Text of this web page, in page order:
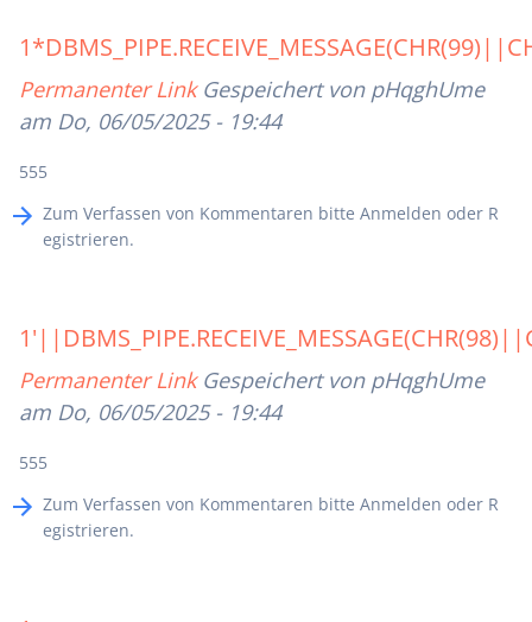
Permanenter Link Gespeichert von pHqghUme
am Do, 06/05/2025 - 19:44
555
Zum Verfassen von Kommentaren bitte Anmelden oder R
egistrieren.
Permanenter Link Gespeichert von pHqghUme
am Do, 06/05/2025 - 19:44
555
Zum Verfassen von Kommentaren bitte Anmelden oder R
egistrieren.